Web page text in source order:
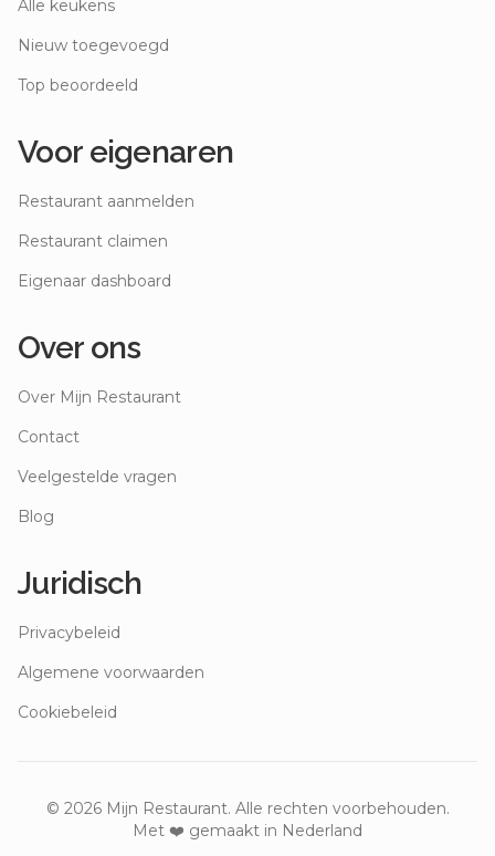
Alle keukens
Nieuw toegevoegd
Top beoordeeld
Voor eigenaren
Restaurant aanmelden
Restaurant claimen
Eigenaar dashboard
Over ons
Over Mijn Restaurant
Contact
Veelgestelde vragen
Blog
Juridisch
Privacybeleid
Algemene voorwaarden
Cookiebeleid
© 2026Mijn Restaurant. Alle rechten voorbehouden.
Met ❤️ gemaakt in Nederland